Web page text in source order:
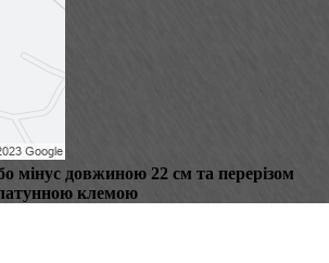
мінус довжиною 22 см та перерізом
клемою